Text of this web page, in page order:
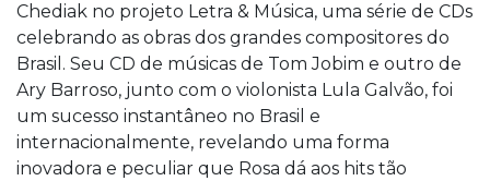
Chediak no projeto Letra & Música, uma série de CDs
celebrando as obras dos grandes compositores do
Brasil. Seu CD de músicas de Tom Jobim e outro de
Ary Barroso, junto com o violonista Lula Galvão, foi
um sucesso instantâneo no Brasil e
internacionalmente, revelando uma forma
inovadora e peculiar que Rosa dá aos hits tão